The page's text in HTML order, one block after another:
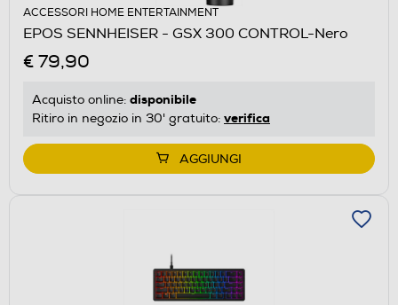
ACCESSORI HOME ENTERTAINMENT
EPOS SENNHEISER - GSX 300 CONTROL-Nero
€ 79,90
Acquisto online: disponibile
Ritiro in negozio in 30' gratuito: verifica
AGGIUNGI